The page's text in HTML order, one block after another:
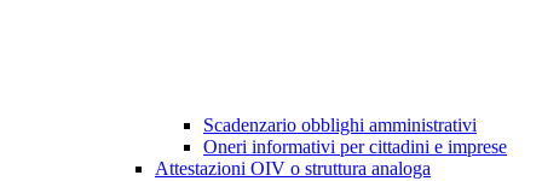
Scadenzario obblighi amministrativi
Oneri informativi per cittadini e imprese
Attestazioni OIV o struttura analoga